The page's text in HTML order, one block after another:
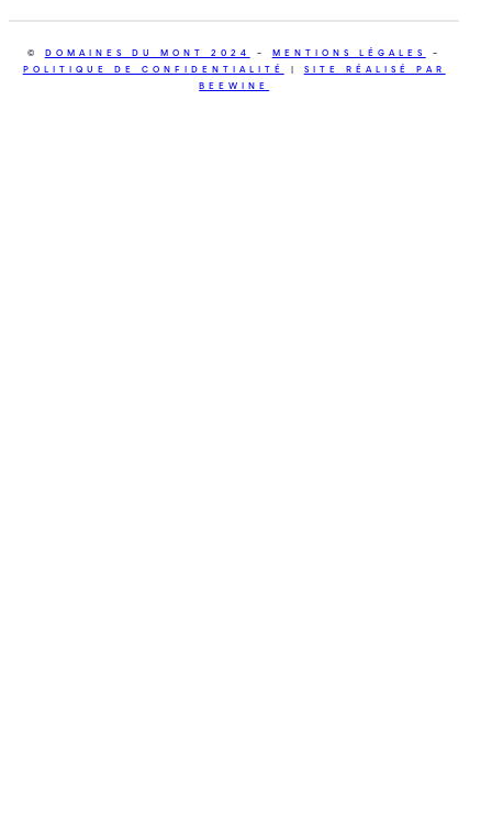
© DOMAINES DU MONT 2024 – MENTIONS LÉGALES –
POLITIQUE DE CONFIDENTIALITÉ SITE RÉALISÉ PAR
BEEWINE